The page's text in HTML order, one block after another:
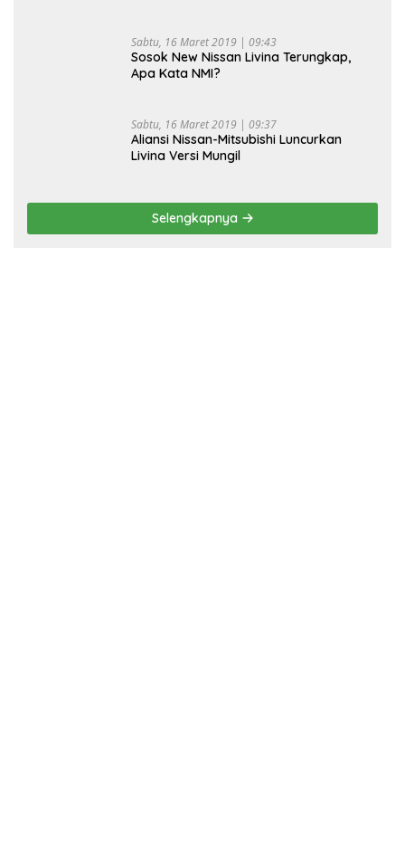
Sabtu, 16 Maret 2019 | 09:43
Sosok New Nissan Livina Terungkap,
Apa Kata NMI?
Sabtu, 16 Maret 2019 | 09:37
Aliansi Nissan-Mitsubishi Luncurkan
Livina Versi Mungil
Selengkapnya